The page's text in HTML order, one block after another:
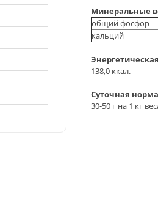
Минеральные
общий фосфор
кальций
138,0 ккал.
Суточная
30-50 г на 1 кг